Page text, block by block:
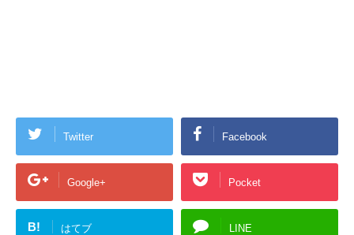
Twitter Facebook
Google+ Pocket
B! はてブ LINE